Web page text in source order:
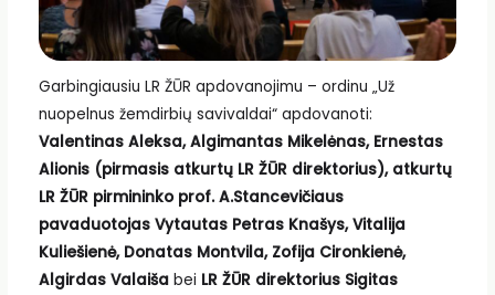
Garbingiausiu LR ŽŪR apdovanojimu – ordinu „Už
nuopelnus žemdirbių savivaldai“ apdovanoti:
Valentinas Aleksa, Algimantas Mikelėnas, Ernestas
Alionis (pirmasis atkurtų LR ŽŪR direktorius), atkurtų
LR ŽŪR pirmininko prof. A.Stancevičiaus
pavaduotojas Vytautas Petras Knašys, Vitalija
Kuliešienė, Donatas Montvila, Zofija Cironkienė,
Algirdas Valaiša bei LR ŽŪR direktorius Sigitas